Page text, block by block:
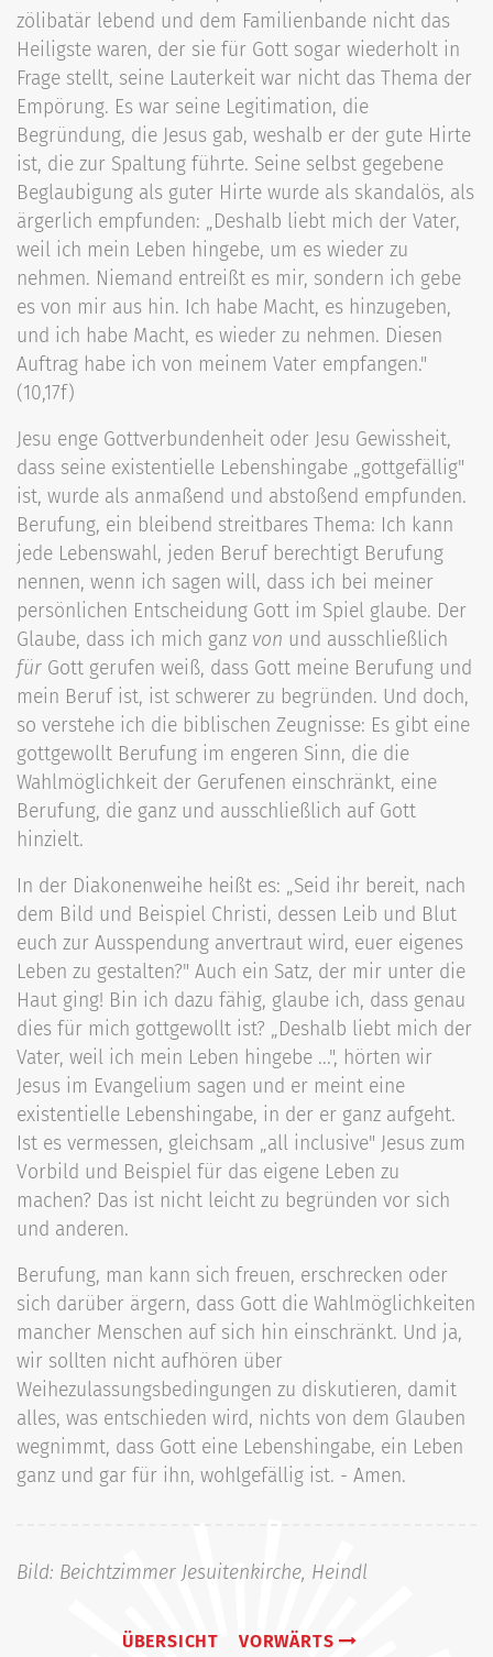
zölibatär lebend und dem Familienbande nicht das
Heiligste waren, der sie für Gott sogar wiederholt in
Frage stellt, seine Lauterkeit war nicht das Thema der
Empörung. Es war seine Legitimation, die
Begründung, die Jesus gab, weshalb er der gute Hirte
ist, die zur Spaltung führte. Seine selbst gegebene
Beglaubigung als guter Hirte wurde als skandalös, als
ärgerlich empfunden: „Deshalb liebt mich der Vater,
weil ich mein Leben hingebe, um es wieder zu
nehmen. Niemand entreißt es mir, sondern ich gebe
es von mir aus hin. Ich habe Macht, es hinzugeben,
und ich habe Macht, es wieder zu nehmen. Diesen
Auftrag habe ich von meinem Vater empfangen."
(10,17f)
Jesu enge Gottverbundenheit oder Jesu Gewissheit,
dass seine existentielle Lebenshingabe „gottgefällig"
ist, wurde als anmaßend und abstoßend empfunden.
Berufung, ein bleibend streitbares Thema: Ich kann
jede Lebenswahl, jeden Beruf berechtigt Berufung
nennen, wenn ich sagen will, dass ich bei meiner
persönlichen Entscheidung Gott im Spiel glaube. Der
Glaube, dass ich mich ganz von und ausschließlich
für Gott gerufen weiß, dass Gott meine Berufung und
mein Beruf ist, ist schwerer zu begründen. Und doch,
so verstehe ich die biblischen Zeugnisse: Es gibt eine
gottgewollt Berufung im engeren Sinn, die die
Wahlmöglichkeit der Gerufenen einschränkt, eine
Berufung, die ganz und ausschließlich auf Gott
hinzielt.
In der Diakonenweihe heißt es: „Seid ihr bereit, nach
dem Bild und Beispiel Christi, dessen Leib und Blut
euch zur Ausspendung anvertraut wird, euer eigenes
Leben zu gestalten?" Auch ein Satz, der mir unter die
Haut ging! Bin ich dazu fähig, glaube ich, dass genau
dies für mich gottgewollt ist? „Deshalb liebt mich der
Vater, weil ich mein Leben hingebe ...", hörten wir
Jesus im Evangelium sagen und er meint eine
existentielle Lebenshingabe, in der er ganz aufgeht.
Ist es vermessen, gleichsam „all inclusive" Jesus zum
Vorbild und Beispiel für das eigene Leben zu
machen? Das ist nicht leicht zu begründen vor sich
und anderen.
Berufung, man kann sich freuen, erschrecken oder
sich darüber ärgern, dass Gott die Wahlmöglichkeiten
mancher Menschen auf sich hin einschränkt. Und ja,
wir sollten nicht aufhören über
Weihezulassungsbedingungen zu diskutieren, damit
alles, was entschieden wird, nichts von dem Glauben
wegnimmt, dass Gott eine Lebenshingabe, ein Leben
ganz und gar für ihn, wohlgefällig ist. - Amen.
Bild: Beichtzimmer Jesuitenkirche, Heindl
ÜBERSICHT VORWÄRTS